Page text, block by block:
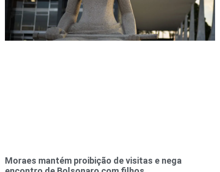
Moraes mantém proibição de visitas e nega